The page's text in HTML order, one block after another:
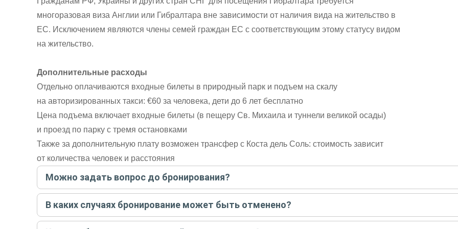
многоразовая виза Англии или Гибралтара вне зависимости от наличия вида на жительство в
ЕС. Исключением являются члены семей граждан ЕС с соответствующим этому статусу видом
на жительство.
Дополнительные расходы
Отдельно оплачиваются входные билеты в природный парк и подъем на скалу
на авторизированных такси: €60 за человека, дети до 6 лет бесплатно
Цена подъема включает входные билеты (в пещеру Св. Михаила и туннели великой осады)
и проезд по парку с тремя остановками
Также за дополнительную плату возможен трансфер с Коста дель Соль: стоимость зависит
от количества человек и расстояния
Можно задать вопрос до бронирования?
Достаточно перейти по ссылке «Задать вопрос» и написать гиду. Платить при этом не нужно. Сначала согласуйте с
бронируйте экскурсию.Задать вопрос.
В каких случаях бронирование может быть отменено?
Только в случае неблагоприятных погодных условий, например, если экскурсия на кораблике, а по прогнозу погоды